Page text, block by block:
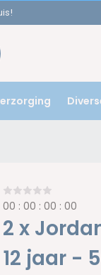
00 :00 :00 :00
2 x
12 jaar -